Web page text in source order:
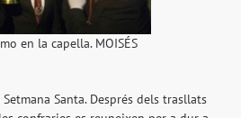
en la capella. MOISÉS
Santa. Després dels trasllats